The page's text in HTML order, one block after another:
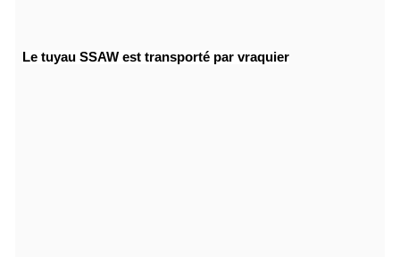
Le tuyau SSAW est transporté par vraquier